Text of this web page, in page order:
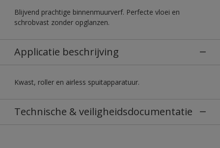
Blijvend prachtige binnenmuurverf. Perfecte vloei en
schrobvast zonder opglanzen.
Applicatie beschrijving
Kwast, roller en airless spuitapparatuur.
Technische & veiligheidsdocumentatie